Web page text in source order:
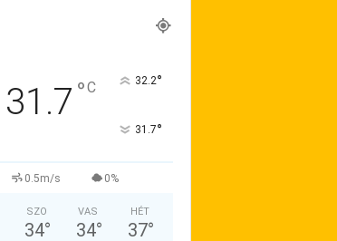
31.7 °C 32.2°
31.7°
0.5m/s 0%
SZO
34°
VAS
34°
HÉT
37°